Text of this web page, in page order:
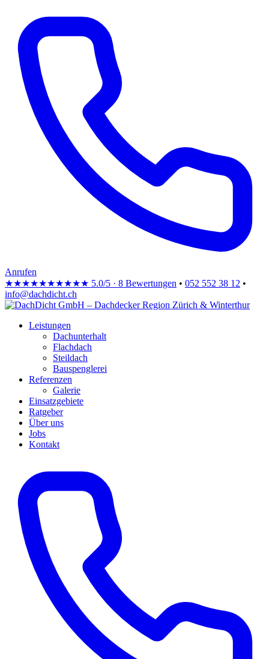
Anrufen
★★★★★★★★★★ 5.0/5 · 8 Bewertungen • 052 552 38 12 •
info@dachdicht.ch
Leistungen
Dachunterhalt
Flachdach
Steildach
Bauspenglerei
Referenzen
Galerie
Einsatzgebiete
Ratgeber
Über uns
Jobs
Kontakt